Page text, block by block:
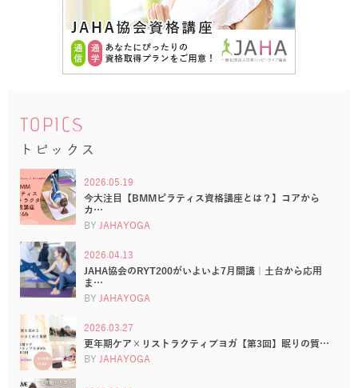
TOPICS
トピックス
2026.05.19
今大注目【BMMピラティス資格講座とは？】コアから
カ…
BY JAHAYOGA
2026.04.13
JAHA協会のRYT200がいよいよ7月開講｜土台から応用
ま…
BY JAHAYOGA
2026.03.27
更年期ケア×リストラクティブヨガ【第3回】眠りの質…
BY JAHAYOGA